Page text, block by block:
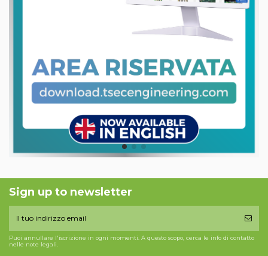
Sign up to newsletter
Puoi annullare l'iscrizione in ogni momenti. A questo scopo, cerca le info di contatto
nelle note legali.